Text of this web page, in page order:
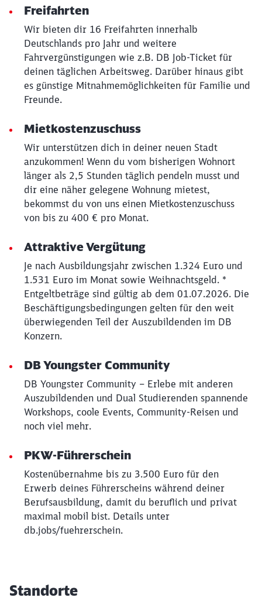
Freifahrten
Wir bieten dir 16 Freifahrten innerhalb
Deutschlands pro Jahr und weitere
Fahrvergünstigungen wie z.B. DB Job-Ticket für
deinen täglichen Arbeitsweg. Darüber hinaus gibt
es günstige Mitnahmemöglichkeiten für Familie und
Freunde.
Mietkostenzuschuss
Wir unterstützen dich in deiner neuen Stadt
anzukommen! Wenn du vom bisherigen Wohnort
länger als 2,5 Stunden täglich pendeln musst und
dir eine näher gelegene Wohnung mietest,
bekommst du von uns einen Mietkostenzuschuss
von bis zu 400 € pro Monat.
Attraktive Vergütung
Je nach Ausbildungsjahr zwischen 1.324 Euro und
1.531 Euro im Monat sowie Weihnachtsgeld. *
Entgeltbeträge sind gültig ab dem 01.07.2026. Die
Beschäftigungsbedingungen gelten für den weit
überwiegenden Teil der Auszubildenden im DB
Konzern.
DB Youngster Community
DB Youngster Community – Erlebe mit anderen
Auszubildenden und Dual Studierenden spannende
Workshops, coole Events, Community-Reisen und
noch viel mehr.
PKW-Führerschein
Kostenübernahme bis zu 3.500 Euro für den
Erwerb deines Führerscheins während deiner
Berufsausbildung, damit du beruflich und privat
maximal mobil bist. Details unter
db.jobs/fuehrerschein.
Standorte
Schließen
Möchten Sie zu weitergeleitet
werden?
Abbrechen